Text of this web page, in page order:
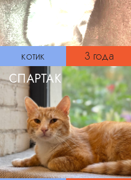
котик 3 года
СПАРТАК